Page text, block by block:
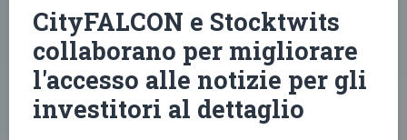
CityFALCON e Stocktwits
collaborano per migliorare
l'accesso alle notizie per gli
investitori al dettaglio